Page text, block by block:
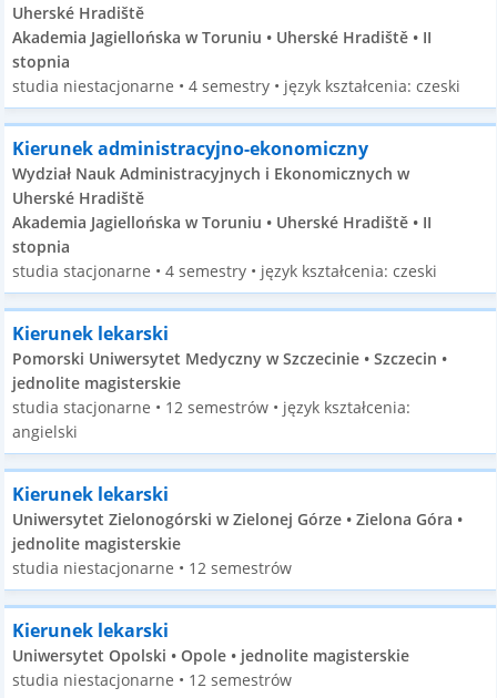
Uherské Hradiště
Akademia Jagiellońska w Toruniu • Uherské Hradiště • II
stopnia
studia niestacjonarne • 4 semestry • język kształcenia: czeski
Kierunek administracyjno-ekonomiczny
Wydział Nauk Administracyjnych i Ekonomicznych w
Uherské Hradiště
Akademia Jagiellońska w Toruniu • Uherské Hradiště • II
stopnia
studia stacjonarne • 4 semestry • język kształcenia: czeski
Kierunek lekarski
Pomorski Uniwersytet Medyczny w Szczecinie • Szczecin •
jednolite magisterskie
studia stacjonarne • 12 semestrów • język kształcenia:
angielski
Kierunek lekarski
Uniwersytet Zielonogórski w Zielonej Górze • Zielona Góra •
jednolite magisterskie
studia niestacjonarne • 12 semestrów
Kierunek lekarski
Uniwersytet Opolski • Opole • jednolite magisterskie
studia niestacjonarne • 12 semestrów